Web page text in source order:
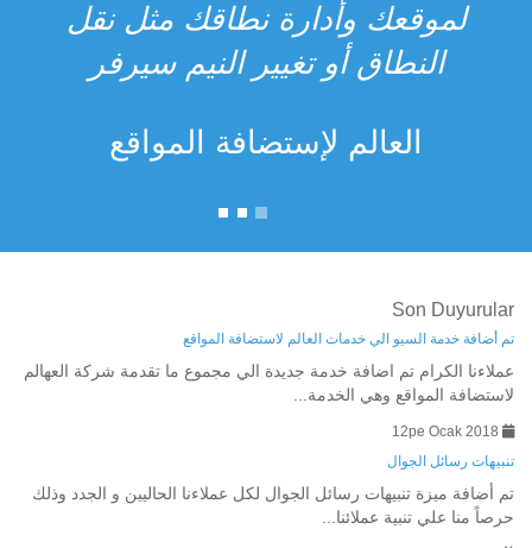
لموقعك وأدارة نطاقك مثل نقل
النطاق أو تغيير النيم سيرفر
العالم لإستضافة المواقع
Son Duyurular
تم أضافة خدمة السيو الي خدمات العالم لاستضافة المواقع
عملاءنا الكرام تم اضافة خدمة جديدة الي مجموع ما تقدمة شركة العهالم
لاستضافة المواقع وهي الخدمة...
تنبيهات رسائل الجوال
تم أضافة ميزة تنبيهات رسائل الجوال لكل عملاءنا الحاليين و الجدد وذلك
حرصاً منا علي تنبية عملائنا...